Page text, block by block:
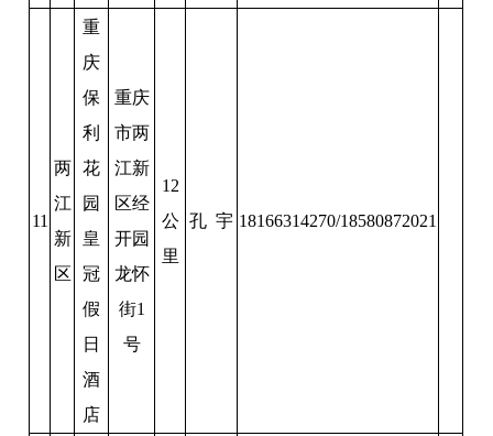
11
两
江
新
区
重
庆
保
利
花
园
皇
冠
假
日
酒
店
重庆
市两
江新
区经
开园
龙怀
街1
号
12
公
里
孔 宇 18166314270/18580872021